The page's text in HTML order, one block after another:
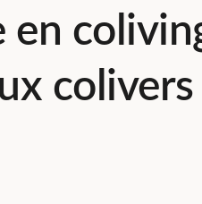
en
colivers